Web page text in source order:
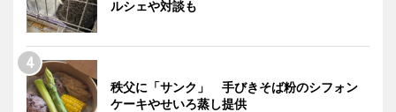
ルシェや対談も
秩父に「サンク」 手びきそば粉のシフォン
ケーキやせいろ蒸し提供